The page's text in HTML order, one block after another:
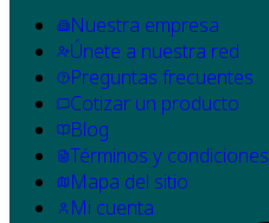
Nuestra empresa
Únete a nuestra red
Preguntas frecuentes
Cotizar un producto
Blog
Términos y condiciones
Mapa del sitio
Mi cuenta